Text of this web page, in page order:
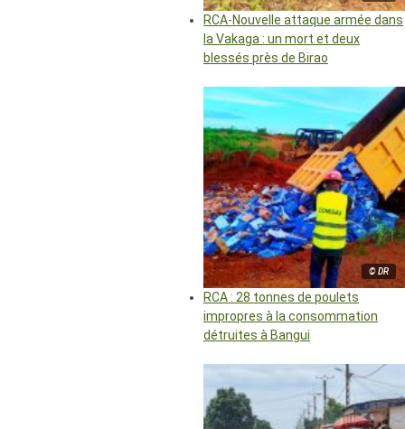
RCA-Nouvelle attaque armée dans
la Vakaga : un mort et deux
blessés près de Birao
© DR
RCA : 28 tonnes de poulets
impropres à la consommation
détruites à Bangui